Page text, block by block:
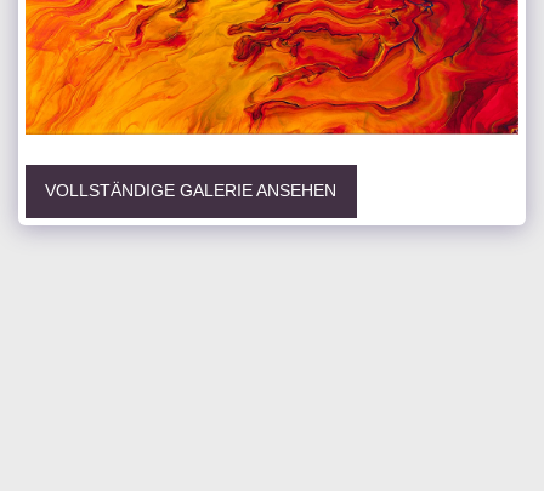
VOLLSTÄNDIGE GALERIE ANSEHEN